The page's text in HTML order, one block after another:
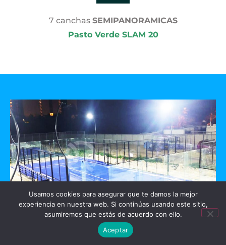
7 canchas SEMIPANORAMICAS
Pasto Verde SLAM 20
Usamos cookies para asegurar que te damos la mejor
experiencia en nuestra web. Si continúas usando este sitio,
asumiremos que estás de acuerdo con ello.
Aceptar